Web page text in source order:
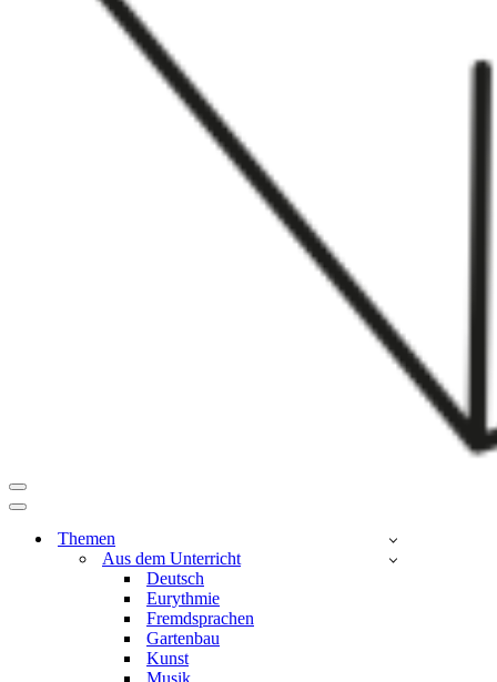
Navigationsmenü
Navigationsmenü
Themen
Aus dem Unterricht
Deutsch
Eurythmie
Fremdsprachen
Gartenbau
Kunst
Musik